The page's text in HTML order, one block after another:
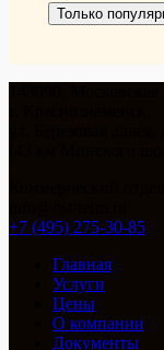
Только
+7 (495) 275-30-85
Главная
Услуги
Цены
О компании
Документы